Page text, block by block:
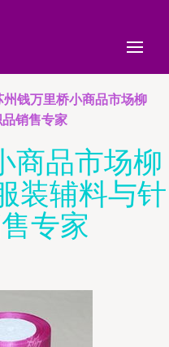
州钱万里桥小商品市场柳
销售专家
商品市场柳
装辅料与针
专家